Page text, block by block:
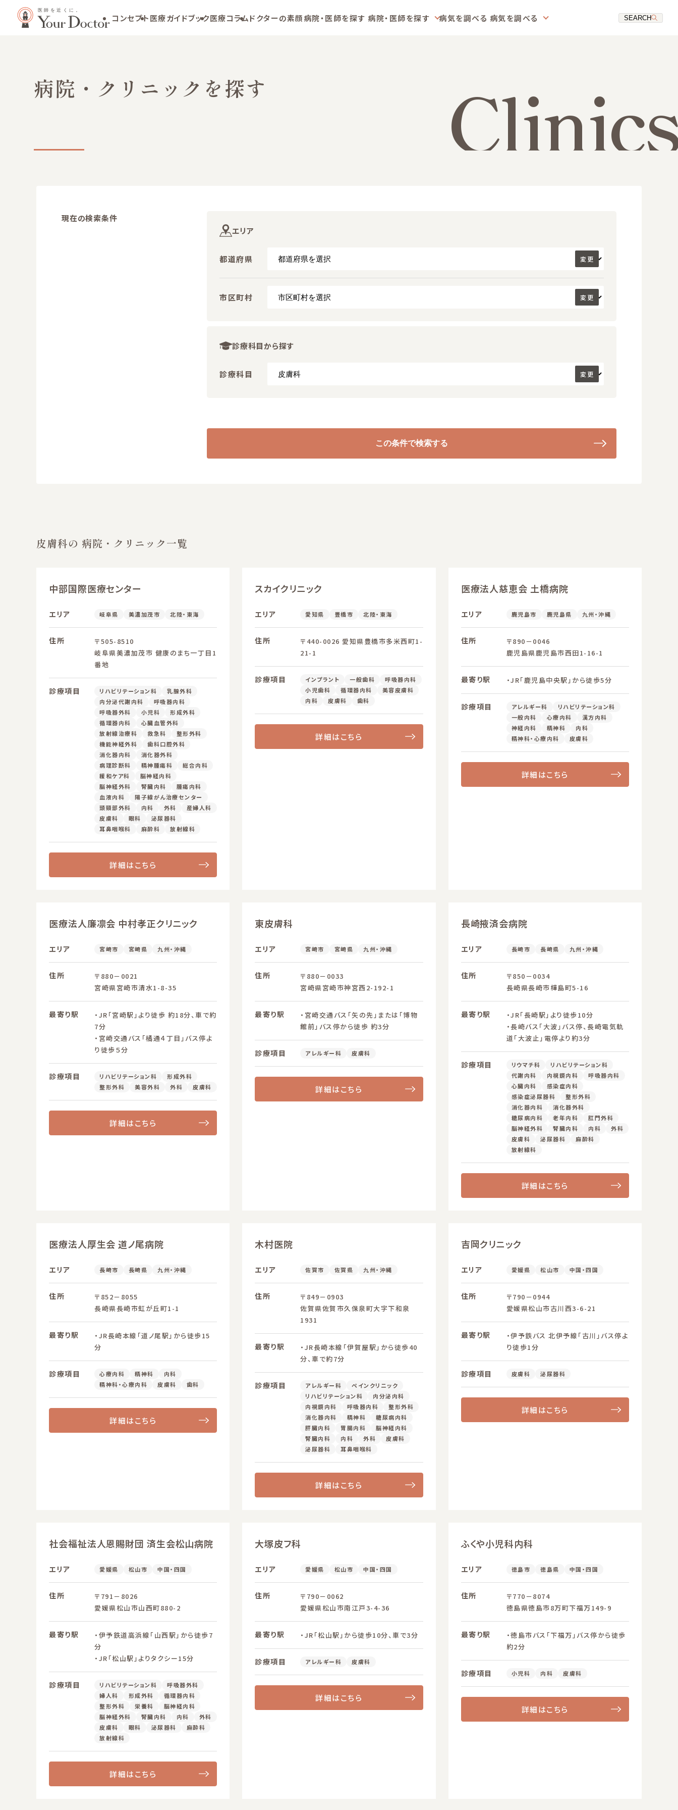
コンセプト医療ガイドブック医療コラムドクターの素顔病院・医師を探す 病院・医師を探す 病気を調べる 病気を調べる SEARCH
Clinics
病院・クリニックを探す
現在の検索条件
エリア
都道府県 変更
市区町村 変更
診療科目から探す
診療科目 変更
この条件で検索する
皮膚科の 病院・クリニック一覧
中部国際医療センター
エリア 岐阜県 美濃加茂市 北陸・東海
住所
〒505-8510
岐阜県美濃加茂市 健康のまち一丁目1
番地
診療項目 リハビリテーション科
乳腺外科
内分泌代謝内科
呼吸器内科
呼吸器外科
小児科
形成外科
循環器内科
心臓血管外科
放射線治療科
救急科
整形外科
機能神経外科
歯科口腔外科
消化器内科
消化器外科
病理診断科
精神腫瘍科
総合内科
緩和ケア科
脳神経内科
脳神経外科
腎臓内科
腫瘍内科
血液内科
陽子線がん治療センター
頭頸部外科
内科 外科
産婦人科
皮膚科
眼科
泌尿器科
耳鼻咽喉科
麻酔科 放射線科
詳細はこちら
スカイクリニック
エリア 愛知県 豊橋市 北陸・東海
住所
〒440-0026 愛知県豊橋市多米西町1-
21-1
診療項目 インプラント 一般歯科
呼吸器内科
小児歯科
循環器内科
美容皮膚科
内科
皮膚科 歯科
詳細はこちら
医療法人慈恵会 土橋病院
エリア 鹿児島市 鹿児島県 九州・沖縄
住所
〒890－0046
鹿児島県鹿児島市西田1-16-1
最寄り駅 ・JR「鹿児島中央駅」から徒歩5分
診療項目 アレルギー科
リハビリテーション科
一般内科
心療内科
漢方内科
神経内科
精神科
内科
精神科・心療内科
皮膚科
詳細はこちら
医療法人廉凛会 中村孝正クリニック
エリア 宮崎市 宮崎県 九州・沖縄
住所
〒880－0021
宮崎県宮崎市清水1-8-35
最寄り駅
・JR「宮崎駅」より徒歩 約18分、車で約
7分
・宮崎交通バス「橘通４丁目」バス停よ
り徒歩５分
診療項目 リハビリテーション科
形成外科
整形外科
美容外科 外科 皮膚科
詳細はこちら
東皮膚科
エリア 宮崎市 宮崎県 九州・沖縄
住所
〒880－0033
宮崎県宮崎市神宮西2-192-1
最寄り駅
・宮崎交通バス「矢の先」または「博物
館前」バス停から徒歩 約3分
診療項目 アレルギー科 皮膚科
詳細はこちら
長崎掖済会病院
エリア 長崎市 長崎県 九州・沖縄
住所
〒850－0034
長崎県長崎市樺島町5-16
最寄り駅
・JR「長崎駅」より徒歩10分
・長崎バス「大波」バス停、長崎電気軌
道「大波止」電停より約3分
診療項目 リウマチ科
リハビリテーション科
代謝内科
内視鏡内科
呼吸器内科
心臓内科
感染症内科
感染症泌尿器科
整形外科
消化器内科
消化器外科
糖尿病内科
老年内科
肛門外科
脳神経外科
腎臓内科 内科
外科
皮膚科
泌尿器科
麻酔科
放射線科
詳細はこちら
医療法人厚生会 道ノ尾病院
エリア 長崎市 長崎県 九州・沖縄
住所
〒852－8055
長崎県長崎市虹が丘町1-1
最寄り駅
・JR長崎本線「道ノ尾駅」から徒歩15
分
診療項目 心療内科 精神科
内科
精神科・心療内科
皮膚科 歯科
詳細はこちら
木村医院
エリア 佐賀市 佐賀県 九州・沖縄
住所
〒849－0903
佐賀県佐賀市久保泉町大字下和泉
1931
最寄り駅
・JR長崎本線「伊賀屋駅」から徒歩40
分、車で約7分
診療項目 アレルギー科
ペインクリニック
リハビリテーション科
内分泌内科
内視鏡内科
呼吸器内科
整形外科
消化器内科
精神科
糖尿病内科
肝臓内科
胃腸内科
脳神経内科
腎臓内科
内科 外科
皮膚科
泌尿器科
耳鼻咽喉科
詳細はこちら
吉岡クリニック
エリア 愛媛県 松山市 中国・四国
住所
〒790－0944
愛媛県松山市古川西3-6-21
最寄り駅
・伊予鉄バス 北伊予線「古川」バス停よ
り徒歩1分
診療項目 皮膚科 泌尿器科
詳細はこちら
社会福祉法人恩賜財団 済生会松山病院
エリア 愛媛県 松山市 中国・四国
住所
〒791－8026
愛媛県松山市山西町880-2
最寄り駅
・伊予鉄道高浜線「山西駅」から徒歩7
分
・JR「松山駅」よりタクシー15分
診療項目 リハビリテーション科
呼吸器外科
婦人科
形成外科
循環器内科
整形外科
栄養科
脳神経内科
脳神経外科
腎臓内科 内科
外科
皮膚科
眼科 泌尿器科
麻酔科
放射線科
詳細はこちら
大塚皮フ科
エリア 愛媛県 松山市 中国・四国
住所
〒790－0062
愛媛県松山市南江戸3-4-36
最寄り駅 ・JR「松山駅」から徒歩10分、車で3分
診療項目 アレルギー科 皮膚科
詳細はこちら
ふくや小児科内科
エリア 徳島市 徳島県 中国・四国
住所
〒770－8074
徳島県徳島市8万町下福万149-9
最寄り駅
・徳島市バス「下福万」バス停から徒歩
約2分
診療項目 小児科 内科 皮膚科
詳細はこちら